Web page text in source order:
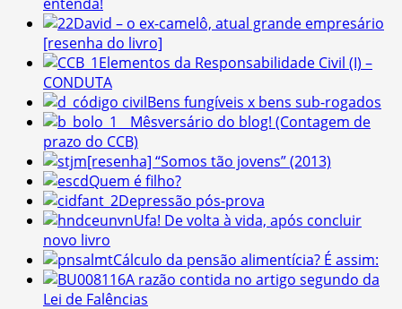
David – o ex-camelô, atual grande empresário
[resenha do livro]
Elementos da Responsabilidade Civil (I) –
CONDUTA
Bens fungíveis x bens sub-rogados
Mêsversário do blog! (Contagem de
prazo do CCB)
[resenha] “Somos tão jovens” (2013)
Quem é filho?
Depressão pós-prova
Ufa! De volta à vida, após concluir
novo livro
Cálculo da pensão alimentícia? É assim:
A razão contida no artigo segundo da
Lei de Falências